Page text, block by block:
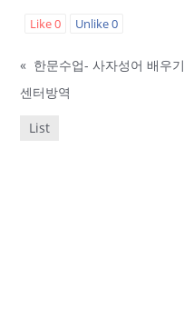
Like0 Unlike0
« 한문수업- 사자성어 배우기
센터방역
List